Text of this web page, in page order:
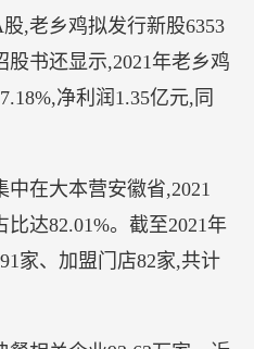
,老乡鸡拟发行新股6353
书还显示,2021年老乡鸡
净利润1.35亿元,同
中在大本营安徽省,2021
达82.01%。截至2021年
家、加盟门店82家,共计